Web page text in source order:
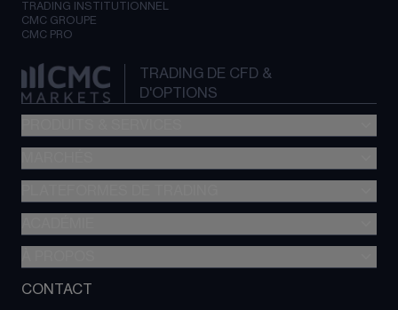
TRADING INSTITUTIONNEL
CMC GROUPE
CMC PRO
TRADING DE CFD &
D'OPTIONS
Trading d’options
Comparez des comptes
Coûts
Alpha
Actions
Matières Premières
Glossaire
À propos de CMC Markets
CONTACT